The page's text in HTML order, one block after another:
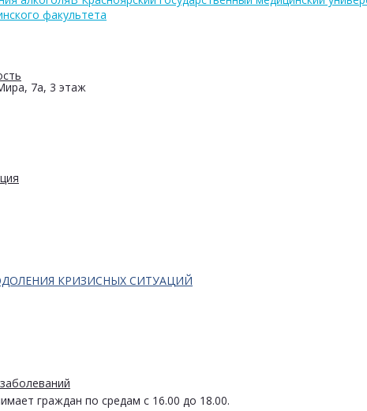
КРИЗИСНЫХ СИТУАЦИЙ
факультета
7а, 3 этаж
граждан по средам с 16.00 до 18.00.